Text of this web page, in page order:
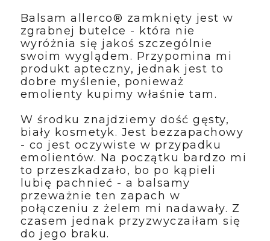
Balsam allerco® zamknięty jest w
zgrabnej butelce - która nie
wyróżnia się jakoś szczególnie
swoim wyglądem. Przypomina mi
produkt apteczny, jednak jest to
dobre myślenie, ponieważ
emolienty kupimy właśnie tam.
W środku znajdziemy dość gęsty,
biały kosmetyk. Jest bezzapachowy
- co jest oczywiste w przypadku
emolientów. Na początku bardzo mi
to przeszkadzało, bo po kąpieli
lubię pachnieć - a balsamy
przeważnie ten zapach w
połączeniu z żelem mi nadawały. Z
czasem jednak przyzwyczaiłam się
do jego braku.